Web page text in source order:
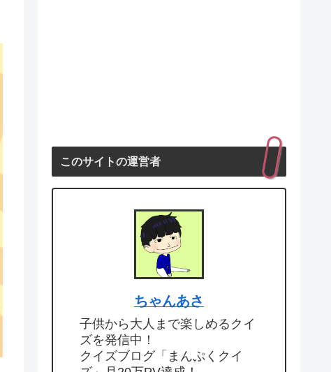
このサイトの運営者
ちゃんあさ
子供から大人まで楽しめるクイ
ズを発信中！
クイズブログ「まんぷくクイ